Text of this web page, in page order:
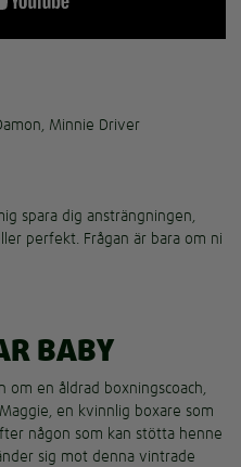
Minnie Driver
spara dig ansträngningen,
perfekt. Frågan är bara om ni
BABY
om en åldrad boxningscoach,
en kvinnlig boxare som
någon som kan stötta henne
sig mot denna vintrade